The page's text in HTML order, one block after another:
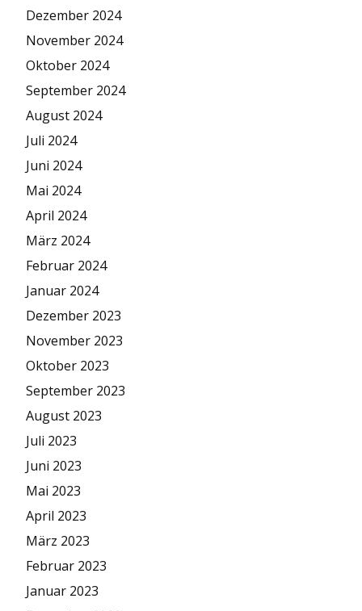
Dezember 2024
November 2024
Oktober 2024
September 2024
August 2024
Juli 2024
Juni 2024
Mai 2024
April 2024
März 2024
Februar 2024
Januar 2024
Dezember 2023
November 2023
Oktober 2023
September 2023
August 2023
Juli 2023
Juni 2023
Mai 2023
April 2023
März 2023
Februar 2023
Januar 2023